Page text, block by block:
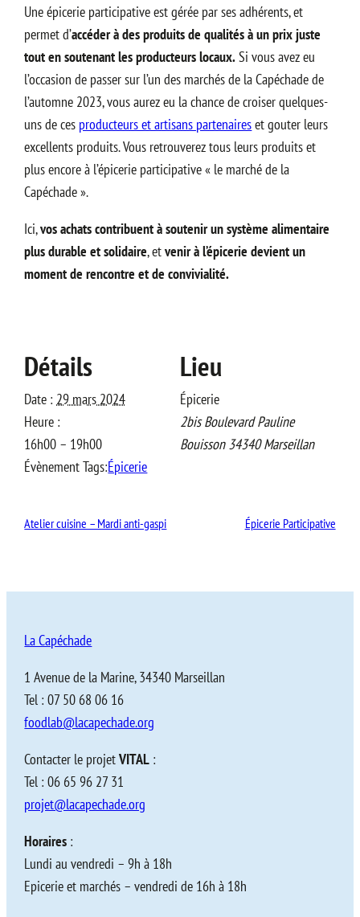
Une épicerie participative est gérée par ses adhérents, et
permet d’accéder à des produits de qualités à un prix juste
tout en soutenant les producteurs locaux.Si vous avez eu
l’occasion de passer sur l’un des marchés de la Capéchade de
l’automne 2023, vous aurez eu la chance de croiser quelques-
uns de ces producteurs et artisans partenaireset gouter leurs
excellents produits. Vous retrouverez tous leurs produits et
plus encore à l’épicerie participative « le marché de la
Capéchade ».
Ici,vos achats contribuent à soutenir un système alimentaire
plus durable et solidaire, etvenir à l’épicerie devient un
moment de rencontre et de convivialité.
Détails
Date : 29 mars 2024
Heure :
16h00 – 19h00
Évènement Tags:Épicerie
Lieu
Épicerie
2bis Boulevard Pauline
Bouisson 34340 Marseillan
Atelier cuisine – Mardi anti-gaspi Épicerie Participative
La Capéchade
1 Avenue de la Marine, 34340 Marseillan
Tel : 07 50 68 06 16
foodlab@lacapechade.org
Contacter le projetVITAL :
Tel : 06 65 96 27 31
projet@lacapechade.org
Horaires :
Lundi au vendredi – 9h à 18h
Epicerie et marchés – vendredi de 16h à 18h